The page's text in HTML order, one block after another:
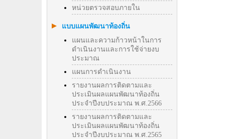
หน่วยตรวจสอบภายใน
แบบแผนพัฒนาท้องถิ่น
แผนและความก้าวหน้าในการ
ดำเนินงานและการใช้จ่ายงบ
ประมาณ
แผนการดำเนินงาน
รายงานผลการติดตามและ
ประเมินผลแผนพัฒนาท้องถิ่น
ประจำปีงบประมาณ พ.ศ.2566
รายงานผลการติดตามและ
ประเมินผลแผนพัฒนาท้องถิ่น
ประจำปีงบประมาณ พ.ศ.2565